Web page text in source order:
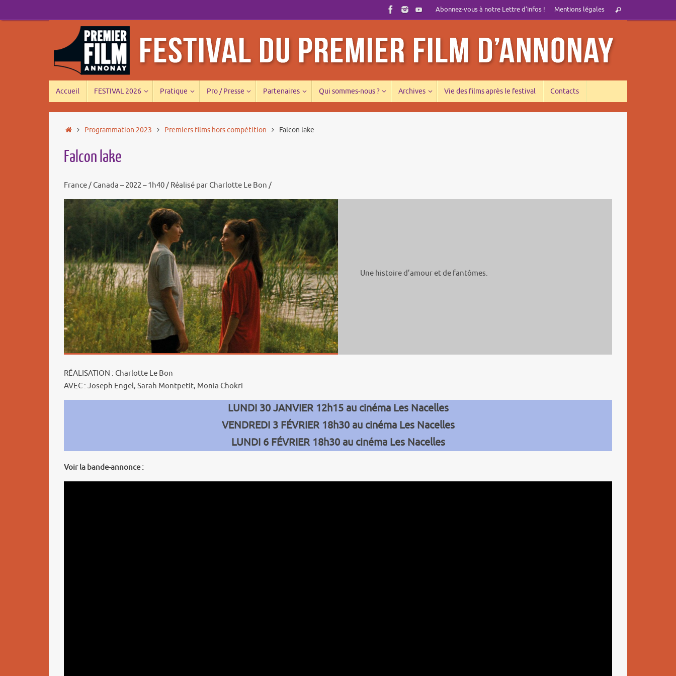
au
Abonnez-vous à notre Lettre d’infos ! Mentions légales
pour
Rechercher
Accueil FESTIVAL 2026 Pratique Pro / Presse Partenaires Qui sommes-nous ? Archives Vie des films après le festival Contacts
Accueil
Programmation 2023 Premiers films hors compétition Falcon lake
Falcon lake
France / Canada – 2022 – 1h40 / Réalisé par Charlotte Le Bon /
Une histoire d’amour et de fantômes.
RÉALISATION : Charlotte Le Bon
AVEC : Joseph Engel, Sarah Montpetit, Monia Chokri
LUNDI 30 JANVIER 12h15 au cinéma Les Nacelles
VENDREDI 3 FÉVRIER 18h30 au cinéma Les Nacelles
LUNDI 6 FÉVRIER 18h30 au cinéma Les Nacelles
Voir la bande-annonce :